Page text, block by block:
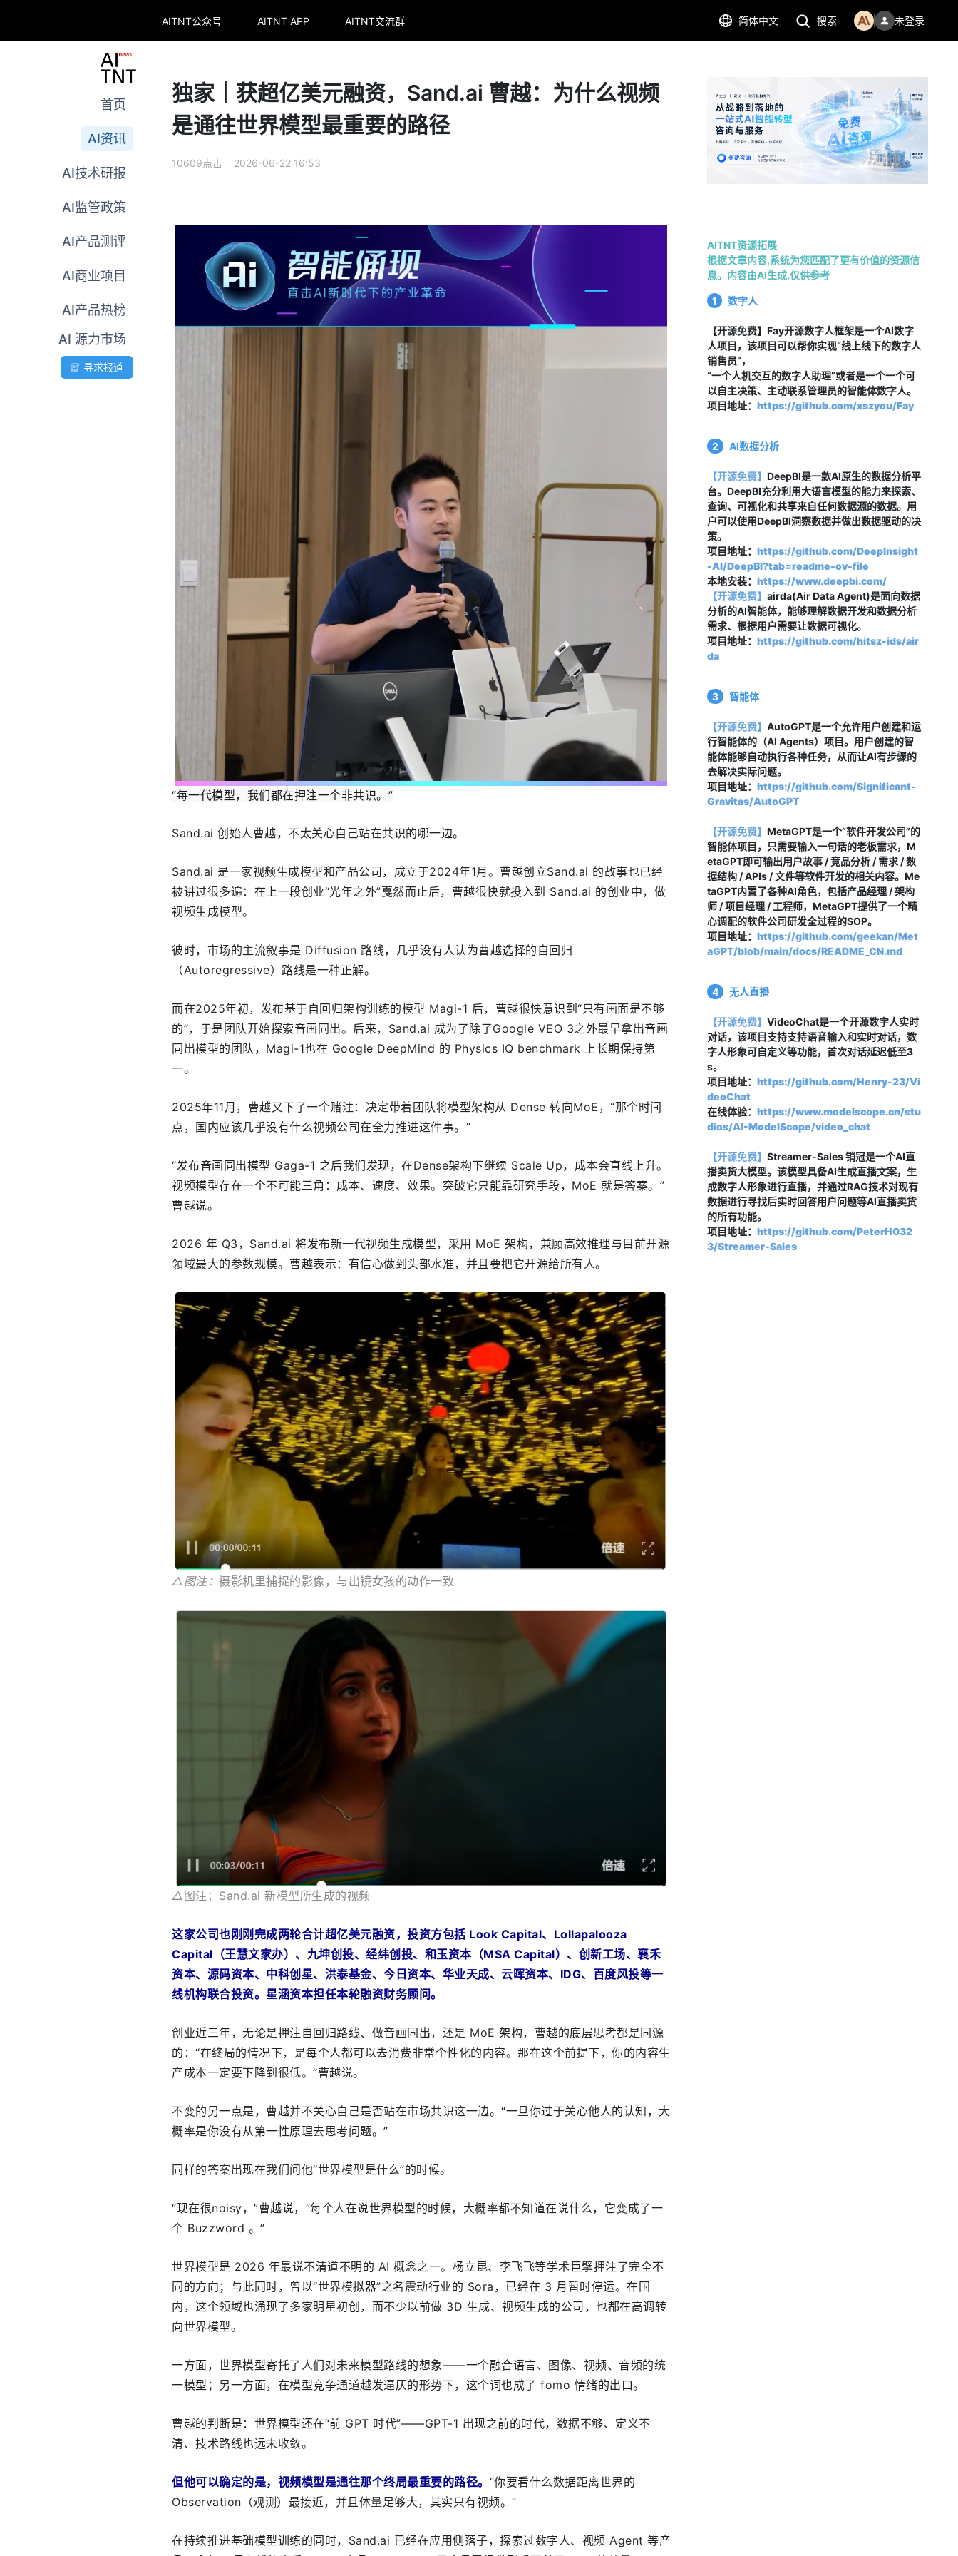
AITNT公众号 AITNT APP AITNT交流群 简体中文 搜索 未登录
首页
AI资讯
AI技术研报
AI监管政策
AI产品测评
AI商业项目
AI产品热榜
AI 源力市场
寻求报道
独家｜获超亿美元融资，Sand.ai 曹越：为什么视频
是通往世界模型最重要的路径
10609点击 2026-06-22 16:53
“每一代模型，我们都在押注一个非共识。”
Sand.ai 创始人曹越，不太关心自己站在共识的哪一边。
Sand.ai 是一家视频生成模型和产品公司，成立于2024年1月。曹越创立Sand.ai 的故事也已经
被讲过很多遍：在上一段创业“光年之外”戛然而止后，曹越很快就投入到 Sand.ai 的创业中，做
视频生成模型。
彼时，市场的主流叙事是 Diffusion 路线，几乎没有人认为曹越选择的自回归
（Autoregressive）路线是一种正解。
而在2025年初，发布基于自回归架构训练的模型 Magi-1 后，曹越很快意识到“只有画面是不够
的”，于是团队开始探索音画同出。后来，Sand.ai 成为了除了Google VEO 3之外最早拿出音画
同出模型的团队，Magi-1也在 Google DeepMind 的 Physics IQ benchmark 上长期保持第
一。
2025年11月，曹越又下了一个赌注：决定带着团队将模型架构从 Dense 转向MoE，“那个时间
点，国内应该几乎没有什么视频公司在全力推进这件事。”
“发布音画同出模型 Gaga-1 之后我们发现，在Dense架构下继续 Scale Up，成本会直线上升。
视频模型存在一个不可能三角：成本、速度、效果。突破它只能靠研究手段，MoE 就是答案。”
曹越说。
2026 年 Q3，Sand.ai 将发布新一代视频生成模型，采用 MoE 架构，兼顾高效推理与目前开源
领域最大的参数规模。曹越表示：有信心做到头部水准，并且要把它开源给所有人。
△图注： 摄影机里捕捉的影像，与出镜女孩的动作一致
△ 图注：Sand.ai 新模型所生成的视频
这家公司也刚刚完成两轮合计超亿美元融资，投资方包括 Look Capital、Lollapalooza
Capital（王慧文家办）、九坤创投、经纬创投、 和玉资本（MSA Capital）、创新工场、襄禾
资本、源码资本、中科创星、洪泰基金、今日资本、华业天成、云晖资本、IDG、百度风投等一
线机构联合投资。星涵资本担任本轮融资财务顾问。
创业近三年，无论是押注自回归路线、做音画同出，还是 MoE 架构，曹越的底层思考都是同源
的：“在终局的情况下，是每个人都可以去消费非常个性化的内容。那在这个前提下，你的内容生
产成本一定要下降到很低。”曹越说。
不变的另一点是，曹越并不关心自己是否站在市场共识这一边。“一旦你过于关心他人的认知，大
概率是你没有从第一性原理去思考问题。”
同样的答案出现在我们问他“世界模型是什么”的时候。
“现在很noisy，”曹越说，“每个人在说世界模型的时候，大概率都不知道在说什么，它变成了一
个 Buzzword 。”
世界模型是 2026 年最说不清道不明的 AI 概念之一。杨立昆、李飞飞等学术巨擘押注了完全不
同的方向；与此同时，曾以“世界模拟器”之名震动行业的 Sora，已经在 3 月暂时停运。在国
内，这个领域也涌现了多家明星初创，而不少以前做 3D 生成、视频生成的公司，也都在高调转
向世界模型。
一方面，世界模型寄托了人们对未来模型路线的想象——一个融合语言、图像、视频、音频的统
一模型；另一方面，在模型竞争通道越发逼仄的形势下，这个词也成了 fomo 情绪的出口。
曹越的判断是：世界模型还在“前 GPT 时代”——GPT-1 出现之前的时代，数据不够、定义不
清、技术路线也远未收敛。
但他可以确定的是，视频模型是通往那个终局最重要的路径。 “你要看什么数据距离世界的
Observation（观测）最接近，并且体量足够大，其实只有视频。”
在持续推进基础模型训练的同时，Sand.ai 已经在应用侧落子，探索过数字人、视频 Agent 等产
AITNT资源拓展
根据文章内容,系统为您匹配了更有价值的资源信
息。内容由AI生成,仅供参考
1 数字人
【开源免费】Fay开源数字人框架是一个AI数字
人项目，该项目可以帮你实现“线上线下的数字人
销售员”，
“一个人机交互的数字人助理”或者是一个一个可
以自主决策、主动联系管理员的智能体数字人。
项目地址： https://github.com/xszyou/Fay
2 AI数据分析
【开源免费】 DeepBI是一款AI原生的数据分析平
台。DeepBI充分利用大语言模型的能力来探索、
查询、可视化和共享来自任何数据源的数据。用
户可以使用DeepBI洞察数据并做出数据驱动的决
策。
项目地址： https://github.com/DeepInsight
-AI/DeepBI?tab=readme-ov-file
本地安装： https://www.deepbi.com/
【开源免费】 airda(Air Data Agent)是面向数据
分析的AI智能体，能够理解数据开发和数据分析
需求、根据用户需要让数据可视化。
项目地址： https://github.com/hitsz-ids/air
da
3 智能体
【开源免费】 AutoGPT是一个允许用户创建和运
行智能体的（AI Agents）项目。用户创建的智
能体能够自动执行各种任务，从而让AI有步骤的
去解决实际问题。
项目地址： https://github.com/Significant-
Gravitas/AutoGPT
【开源免费】 MetaGPT是一个“软件开发公司”的
智能体项目，只需要输入一句话的老板需求，M
etaGPT即可输出用户故事 / 竞品分析 / 需求 / 数
据结构 / APIs / 文件等软件开发的相关内容。Me
taGPT内置了各种AI角色，包括产品经理 / 架构
师 / 项目经理 / 工程师，MetaGPT提供了一个精
心调配的软件公司研发全过程的SOP。
项目地址： https://github.com/geekan/Met
aGPT/blob/main/docs/README_CN.md
4 无人直播
【开源免费】 VideoChat是一个开源数字人实时
对话，该项目支持支持语音输入和实时对话，数
字人形象可自定义等功能， 首次对话延迟低至3
s。
项目地址： https://github.com/Henry-23/Vi
deoChat
在线体验： https://www.modelscope.cn/stu
dios/AI-ModelScope/video_chat
【开源免费】 Streamer-Sales 销冠是一个AI直
播卖货大模型。该模型具备AI生成直播文案，生
成数字人形象进行直播，并通过RAG技术对现有
数据进行寻找后实时回答用户问题等AI直播卖货
的所有功能。
项目地址： https://github.com/PeterH032
3/Streamer-Sales